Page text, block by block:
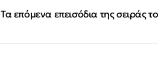
Τα επόμενα επεισόδια της